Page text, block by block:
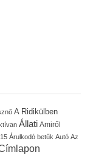
A Ridikülben
Állati Amiről
Árulkodó betűk Autó Az